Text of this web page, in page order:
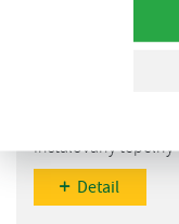
Bioplynová
Detail